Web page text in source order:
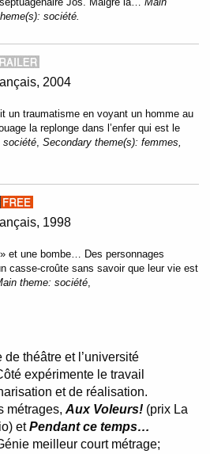
société.
2004
un traumatisme en voyant un homme au
la replonge dans l’enfer qui est le
société, Secondary theme(s): femmes,
1998
et une bombe… Des personnages
casse-croûte sans savoir que leur vie est
theme: société,
théâtre et l’université
expérimente le travail
et de réalisation.
métrages,Aux Voleurs! (prix La
etPendant ce temps…
meilleur court métrage;